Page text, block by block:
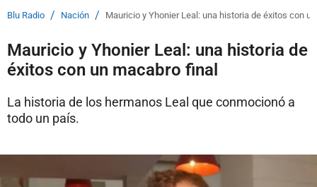
Blu Radio / Nación / Mauricio y Yhonier Leal: una historia de éxitos con
Mauricio y Yhonier Leal: una historia de
éxitos con un macabro final
La historia de los hermanos Leal que conmocionó a
todo un país.